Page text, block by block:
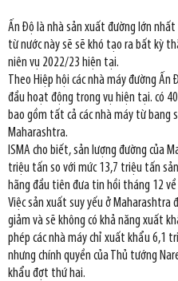
Ấn Độ là nhà sản xuất đường lớn
từ nước này sẽ sẽ khó tạo ra bất kỳ
niên vụ 2022/23 hiện tại.
Theo Hiệp hội các nhà máy đường
đầu hoạt động trong vụ hiện tại. có
bao gồm tất cả các nhà máy từ bang
Maharashtra.
ISMA cho biết, sản lượng đường của
triệu tấn so với mức 13,7 triệu tấn
hãng đầu tiên đưa tin hồi tháng 12
Việc sản xuất suy yếu ở Maharashtra
giảm và sẽ không có khả năng xuất
phép các nhà máy chỉ xuất khẩu 6,1
nhưng chính quyền của Thủ tướng
khẩu đợt thứ hai.